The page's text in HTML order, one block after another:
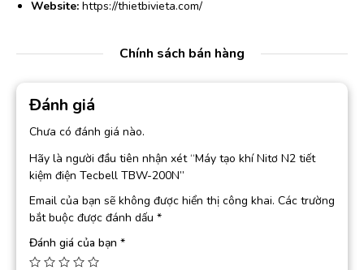
Website: https://thietbivieta.com/
Chính sách bán hàng
Đánh giá
Chưa có đánh giá nào.
Hãy là người đầu tiên nhận xét “Máy tạo khí Nitơ N2 tiết
kiệm điện Tecbell TBW-200N”
Email của bạn sẽ không được hiển thị công khai. Các trường
bắt buộc được đánh dấu *
Đánh giá của bạn *